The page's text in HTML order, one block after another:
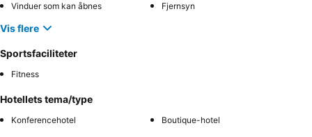
Vinduer som kan åbnes
Fjernsyn
Vis flere
Sportsfaciliteter
Fitness
Hotellets tema/type
Konferencehotel Boutique-hotel